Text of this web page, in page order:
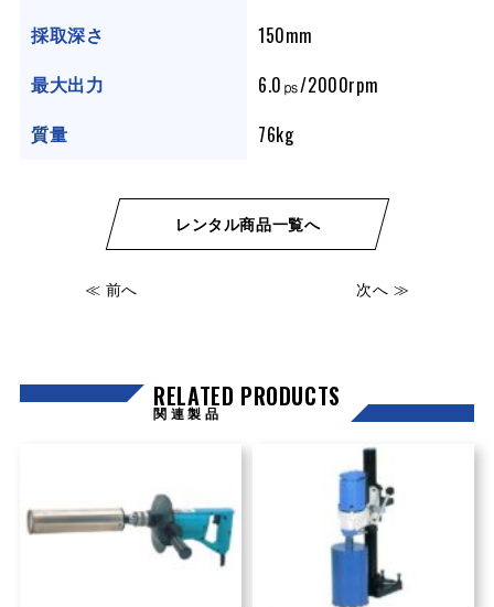
採取深さ 150mm
最大出力 6.0㎰/2000rpm
質量 76kg
≪ 前へ
レンタル商品一覧へ
次へ ≫
RELATED PRODUCTS
関連製品